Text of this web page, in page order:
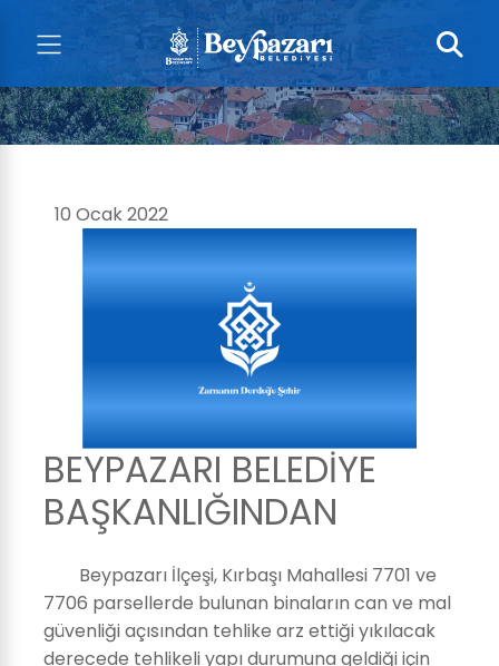
10 Ocak 2022
BEYPAZARI BELEDİYE
BAŞKANLIĞINDAN
Beypazarı İlçeşi, Kırbaşı Mahallesi 7701 ve
7706 parsellerde bulunan binaların can ve mal
güvenliği açısından tehlike arz ettiği yıkılacak
derecede tehlikeli yapı durumuna geldiği için